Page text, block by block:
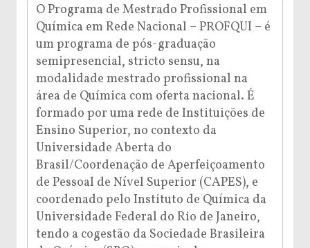
O Programa de Mestrado Profissional em
Química em Rede Nacional – PROFQUI – é
um programa de pós-graduação
semipresencial, stricto sensu, na
modalidade mestrado profissional na
área de Química com oferta nacional. É
formado por uma rede de Instituições de
Ensino Superior, no contexto da
Universidade Aberta do
Brasil/Coordenação de Aperfeiçoamento
de Pessoal de Nível Superior (CAPES), e
coordenado pelo Instituto de Química da
Universidade Federal do Rio de Janeiro,
tendo a cogestão da Sociedade Brasileira